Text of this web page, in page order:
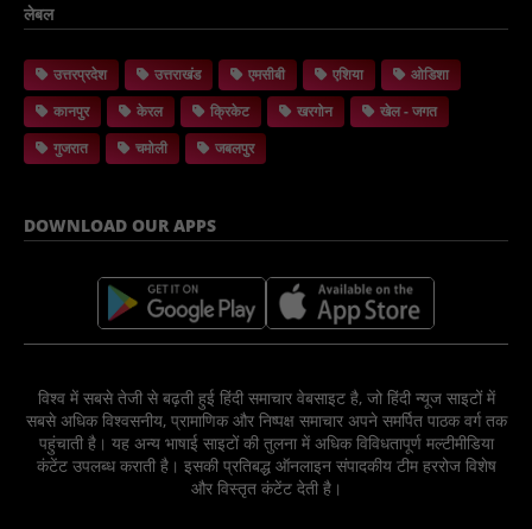
लेबल
उत्तरप्रदेश उत्तराखंड एमसीबी एशिया
ओडिशा
कानपुर
केरल क्रिकेट खरगोन
खेल - जगत
गुजरात
चमोली जबलपुर
DOWNLOAD OUR APPS
विश्व में सबसे तेजी से बढ़ती हुई हिंदी समाचार वेबसाइट है, जो हिंदी न्यूज साइटों में
सबसे अधिक विश्वसनीय, प्रामाणिक और निष्पक्ष समाचार अपने समर्पित पाठक वर्ग तक
पहुंचाती है। यह अन्य भाषाई साइटों की तुलना में अधिक विविधतापूर्ण मल्टीमीडिया
कंटेंट उपलब्ध कराती है। इसकी प्रतिबद्ध ऑनलाइन संपादकीय टीम हररोज विशेष
और विस्तृत कंटेंट देती है।